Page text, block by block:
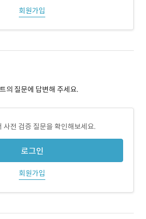
회원가입
의 질문에 답변해 주세요.
사전 검증 질문을 확인해보세요.
로그인
회원가입